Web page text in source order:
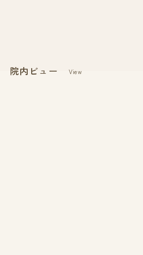
院内ビュー View